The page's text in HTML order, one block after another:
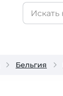
Бельгия